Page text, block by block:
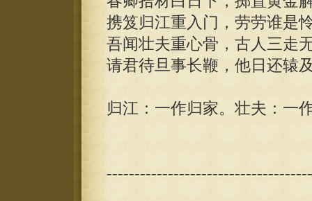
携笈归江重入门，劳劳谁是
吾闻壮夫重心骨，古人三走
请君待旦事长鞭，他日还辕
归江：一作归家。壮夫：一